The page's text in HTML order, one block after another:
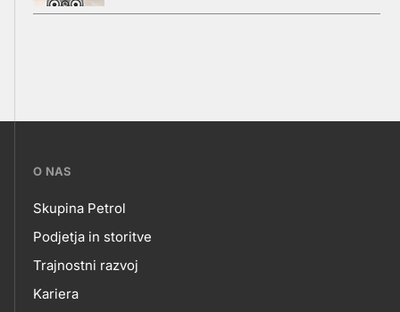
???
skupno.footer-
title???
O NAS
O
NAS
Skupina Petrol
Podjetja in storitve
Trajnostni razvoj
Kariera